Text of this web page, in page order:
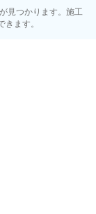
見つかります。施工
ます。